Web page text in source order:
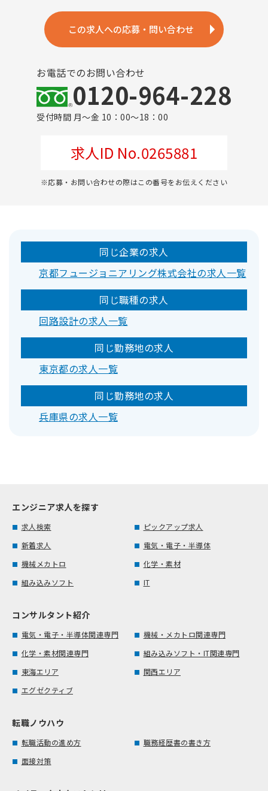
この求人への応募・問い合わせ
お電話でのお問い合わせ
0120-964-228
受付時間 月～金 10：00～18：00
求人ID No.0265881
※応募・お問い合わせの際はこの番号をお伝えください
同じ企業の求人
京都フュージョニアリング株式会社の求人一覧
同じ職種の求人
回路設計の求人一覧
同じ勤務地の求人
東京都の求人一覧
同じ勤務地の求人
兵庫県の求人一覧
エンジニア求人を探す
求人検索
ピックアップ求人
新着求人
電気・電子・半導体
機械メカトロ
化学・素材
組み込みソフト
IT
コンサルタント紹介
電気・電子・半導体関連専門
機械・メカトロ関連専門
化学・素材関連専門
組み込みソフト・IT関連専門
東海エリア
関西エリア
エグゼクティブ
転職ノウハウ
転職活動の進め方
職務経歴書の書き方
面接対策